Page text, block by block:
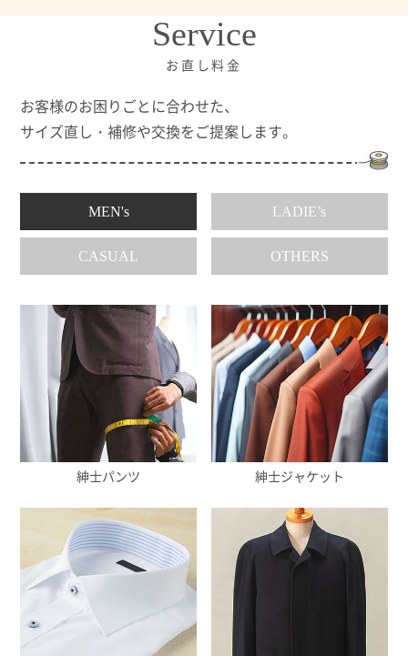
Service
お直し料金
お客様のお困りごとに合わせた、
サイズ直し・補修や交換をご提案します。
MEN's LADIE’s
CASUAL OTHERS
紳士パンツ 紳士ジャケット